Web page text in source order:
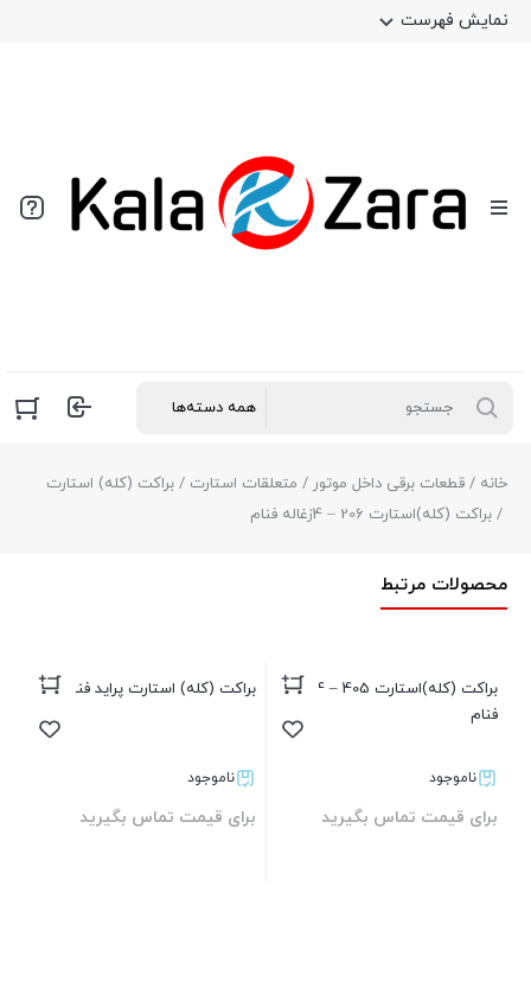
نمایش فهرست
خانه / قطعات برقی داخل موتور / متعلقات استارت / براکت (کله) استارت
/ براکت (کله)استارت 206 – 4زغاله فنام
محصولات مرتبط
براکت (کله)استارت 405 – 4زغاله
فنام
ناموجود
برای قیمت تماس بگیرید
براکت (کله) استارت پراید فنام
ناموجود
برای قیمت تماس بگیرید